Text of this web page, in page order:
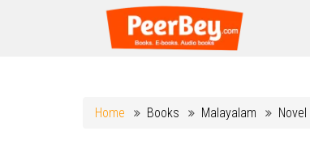
Home Books Malayalam Novel